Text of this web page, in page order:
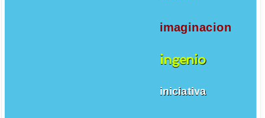
imaginacion
ingenio
iniciativa